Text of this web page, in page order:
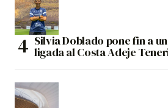
Silvia Doblado pone fin a
ligada al Costa Adeje